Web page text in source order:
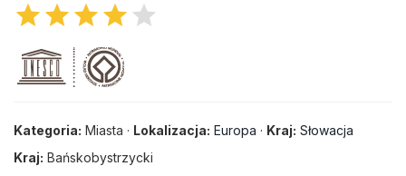
starstarstarstar star
Kategoria: Miasta · Lokalizacja: Europa · Kraj: Słowacja
Kraj: Bańskobystrzycki